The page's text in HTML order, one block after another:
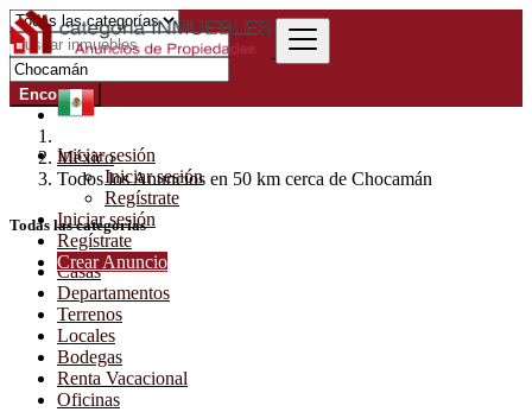
Iniciar sesión
Iniciar sesión
Regístrate
Iniciar sesión
Regístrate
Crear Anuncio
Encontrar
México
Todos los Anuncios en 50 km cerca de Chocamán
Todas las categorías
Casas
Departamentos
Terrenos
Locales
Bodegas
Renta Vacacional
Oficinas